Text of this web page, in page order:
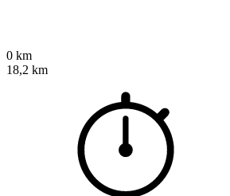
0 km
18,2 km